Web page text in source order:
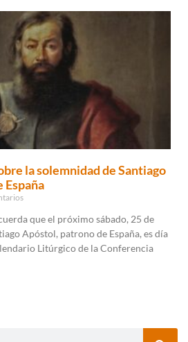
la solemnidad de Santiago
España
que el próximo sábado, 25 de
Apóstol, patrono de España, es día
Litúrgico de la Conferencia